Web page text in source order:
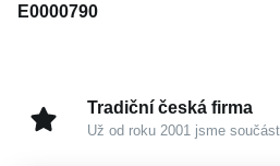
E0000790
Tradiční česká firma
Už od roku 2001 jsme